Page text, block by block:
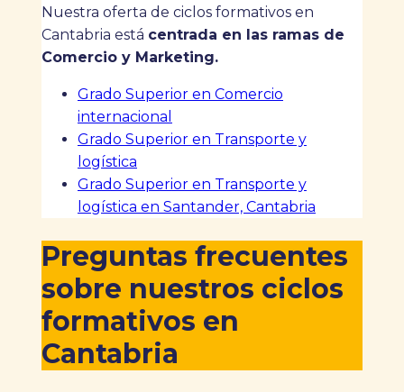
Nuestra oferta de ciclos formativos en
Cantabria está centrada en las ramas de
Comercio y Marketing.
Grado Superior en Comercio
internacional
Grado Superior en Transporte y
logística
Grado Superior en Transporte y
logística en Santander, Cantabria
Preguntas frecuentes
sobre nuestros ciclos
formativos en
Cantabria